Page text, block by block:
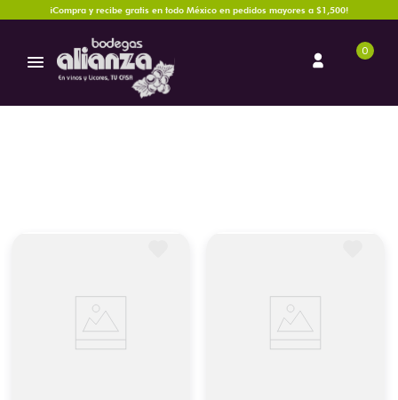
¡Compra y recibe gratis en todo México en pedidos mayores a $1,500!
0